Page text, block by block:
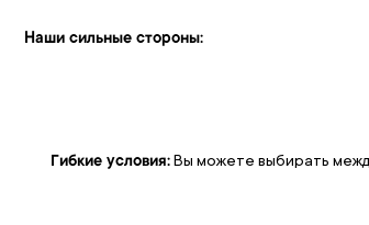
Наши сильные стороны:
Гибкие условия: Вы можете выбирать